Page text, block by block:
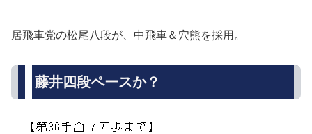
居飛車党の松尾八段が、中飛車＆穴熊を採用。
藤井四段ペースか？